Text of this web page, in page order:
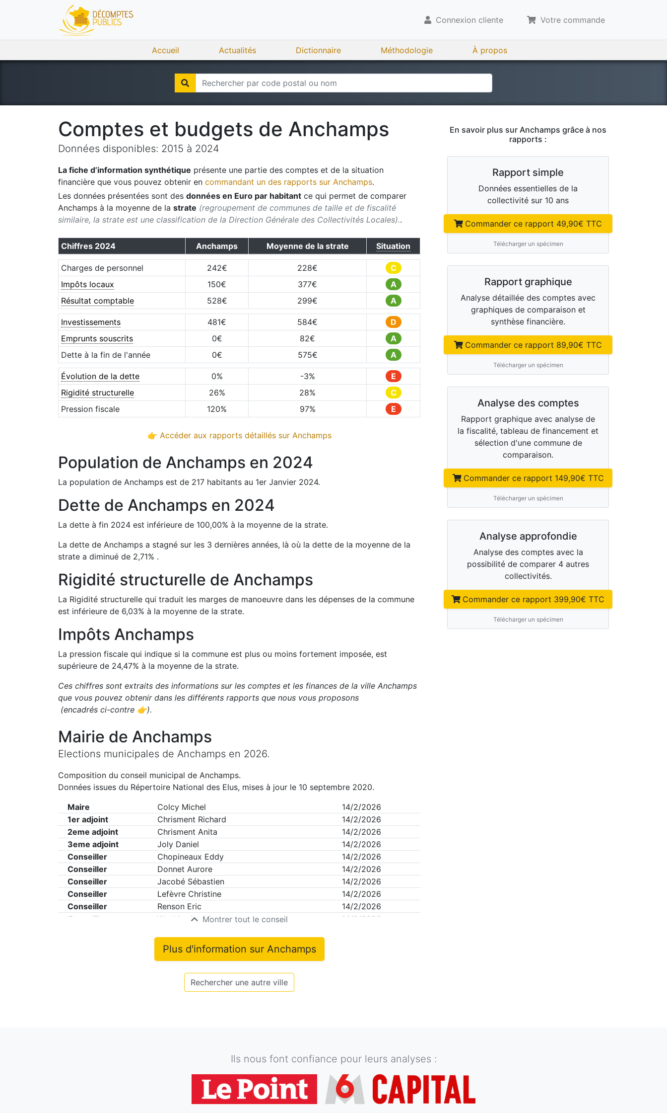
Connexion cliente Votre commande
Accueil Actualités Dictionnaire Méthodologie À propos
Comptes et budgets de Anchamps
Données disponibles: 2015 à 2024
La fiche d’information synthétique présente une partie des comptes et de la situation
financière que vous pouvez obtenir en commandant un des rapports sur Anchamps.
Les données présentées sont des données en Euro par habitant ce qui permet de comparer
Anchamps à la moyenne de la strate (regroupement de communes de taille et de fiscalité
similaire, la strate est une classification de la Direction Générale des Collectivités Locales)..
Chiffres 2024 Anchamps Moyenne de la strate Situation
Charges de personnel 242€ 228€
C
Impôts locaux
150€ 377€
A
Résultat comptable
528€ 299€ A
Investissements 481€ 584€
D
Emprunts souscrits
0€ 82€
A
Dette à la fin de l'année
0€ 575€ A
Évolution de la dette 0% -3%
E
Rigidité structurelle
26% 28%
C
Pression fiscale
120% 97% E
👉 Accéder aux rapports détaillés sur Anchamps
Population de Anchamps en 2024
La population de Anchamps est de 217 habitants au 1er Janvier 2024.
Dette de Anchamps en 2024
La dette à fin 2024 est inférieure de 100,00% à la moyenne de la strate.
La dette de Anchamps a stagné sur les 3 dernières années, là où la dette de la moyenne de la
strate a diminué de 2,71% .
Rigidité structurelle de Anchamps
La Rigidité structurelle qui traduit les marges de manoeuvre dans les dépenses de la commune
est inférieure de 6,03% à la moyenne de la strate.
Impôts Anchamps
La pression fiscale qui indique si la commune est plus ou moins fortement imposée, est
supérieure de 24,47% à la moyenne de la strate.
Ces chiffres sont extraits des informations sur les comptes et les finances de la ville Anchamps
que vous pouvez obtenir dans les différents rapports que nous vous proposons
(encadrés ci-contre 👉).
Mairie de Anchamps
Elections municipales de Anchamps en 2026.
Composition du conseil municipal de Anchamps.
Données issues du Répertoire National des Elus, mises à jour le 10 septembre 2020.
Maire
Colcy Michel
14/2/2026
1er adjoint
Chrisment Richard
14/2/2026
2eme adjoint
Chrisment Anita
14/2/2026
3eme adjoint
Joly Daniel
14/2/2026
Conseiller
Chopineaux Eddy
14/2/2026
Conseiller
Donnet Aurore
14/2/2026
Conseiller
Jacobé Sébastien
14/2/2026
Conseiller
Lefèvre Christine
14/2/2026
Conseiller
Renson Eric
14/2/2026
Conseiller
Wachlewicz Matana 14/2/2026
Montrer tout le conseil
Plus d'information sur Anchamps
Rechercher une autre ville
En savoir plus sur Anchamps grâce à nos
rapports :
Rapport simple
Données essentielles de la
collectivité sur 10 ans
Commander ce rapport 49,90€ TTC
Télécharger un spécimen
Rapport graphique
Analyse détaillée des comptes avec
graphiques de comparaison et
synthèse financière.
Commander ce rapport 89,90€ TTC
Télécharger un spécimen
Analyse des comptes
Rapport graphique avec analyse de
la fiscalité, tableau de financement et
sélection d'une commune de
comparaison.
Commander ce rapport 149,90€ TTC
Télécharger un spécimen
Analyse approfondie
Analyse des comptes avec la
possibilité de comparer 4 autres
collectivités.
Commander ce rapport 399,90€ TTC
Télécharger un spécimen
Ils nous font confiance pour leurs analyses :